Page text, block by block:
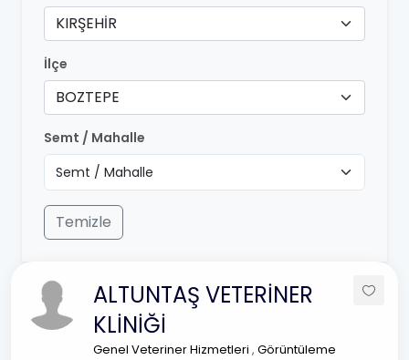
KIRŞEHİR
İlçe
BOZTEPE
Semt / Mahalle
Temizle
ALTUNTAŞ VETERİNER
KLİNİĞİ
Genel Veteriner Hizmetleri , Görüntüleme